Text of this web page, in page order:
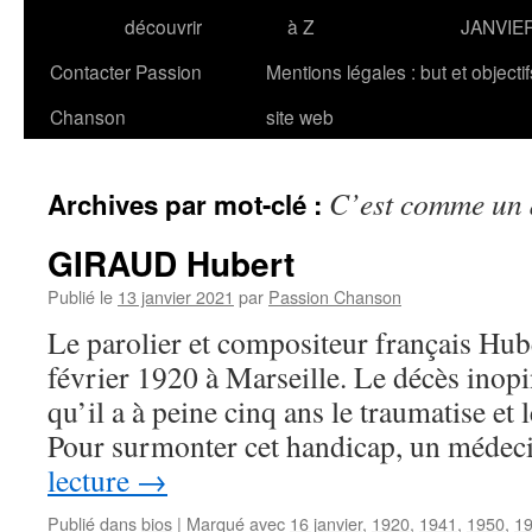
découvrir
à Z
Contacter Passion
Chanson
Mentions légales : but et
site web
Archives par mot-clé : C’est comme
GIRAUD Hubert
Publié le 13 janvier 2021 par Passion Chanson
Le parolier et compositeur français
février 1920 à Marseille. Le décès
qu’il a à peine cinq ans le traumatise et
Pour surmonter cet handicap, un
lecture →
Publié dansbios | Marqué avec 16 janvier, 1920, 1941, 1950,